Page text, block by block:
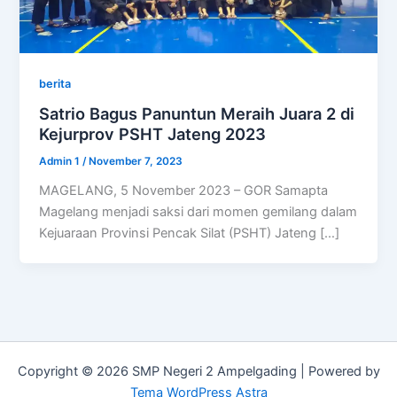
berita
Satrio Bagus Panuntun Meraih Juara 2 di
Kejurprov PSHT Jateng 2023
Admin 1/ November 7, 2023
MAGELANG, 5 November 2023 – GOR Samapta
Magelang menjadi saksi dari momen gemilang dalam
Kejuaraan Provinsi Pencak Silat (PSHT) Jateng […]
Copyright © 2026 SMP Negeri 2 Ampelgading | Powered by
Tema WordPress Astra